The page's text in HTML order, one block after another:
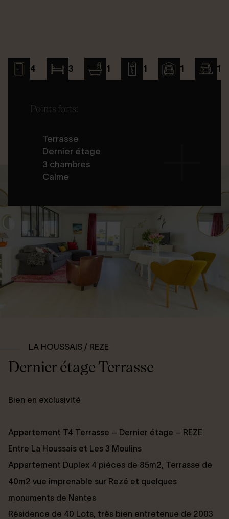
4 3 1 1 1 1
Points forts:
Terrasse
Dernier étage
3 chambres
Calme
LA HOUSSAIS / REZE
Dernier étage Terrasse
Bien en exclusivité
Appartement T4 Terrasse – Dernier étage – REZE
Entre La Houssais et Les 3 Moulins
Appartement Duplex 4 pièces de 85m2, Terrasse de
40m2 vue imprenable sur Rezé et quelques
monuments de Nantes
Résidence de 40 Lots, très bien entretenue de 2003